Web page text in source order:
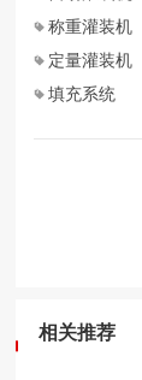
相关推荐
称重灌装机
定量灌装机
填充系统